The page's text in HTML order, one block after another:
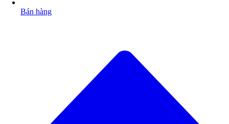
Bán hàng